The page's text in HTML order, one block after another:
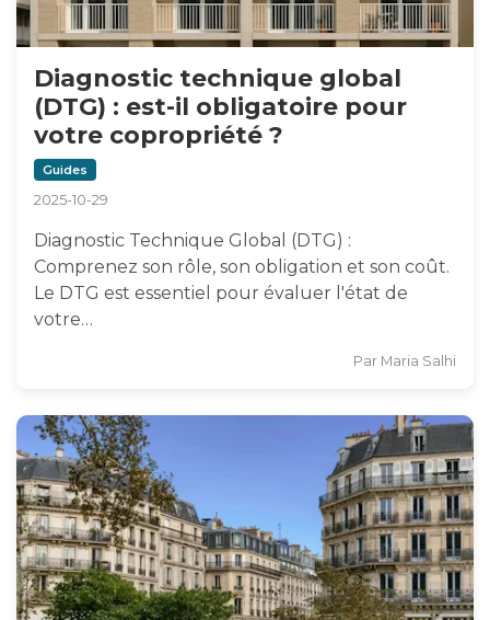
Diagnostic technique global
(DTG) : est-il obligatoire pour
votre copropriété ?
Guides
2025-10-29
Diagnostic Technique Global (DTG) :
Comprenez son rôle, son obligation et son coût.
Le DTG est essentiel pour évaluer l'état de
votre…
Par Maria Salhi